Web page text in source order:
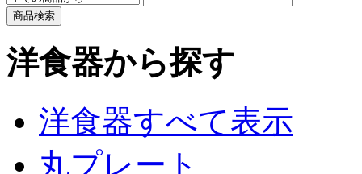
洋食器から探す
洋食器すべて表示
丸プレート